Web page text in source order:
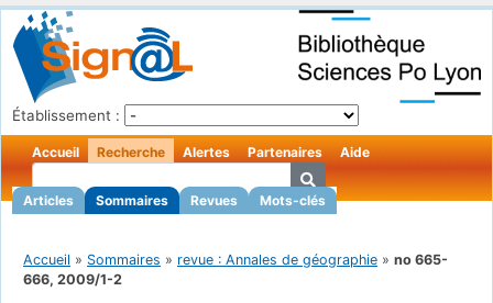
Établissement :
Accueil Recherche
Articles Sommaires Revues Mots-clés
Alertes Partenaires Aide
Accueil » Sommaires » revue : Annales de géographie » no 665-
666, 2009/1-2